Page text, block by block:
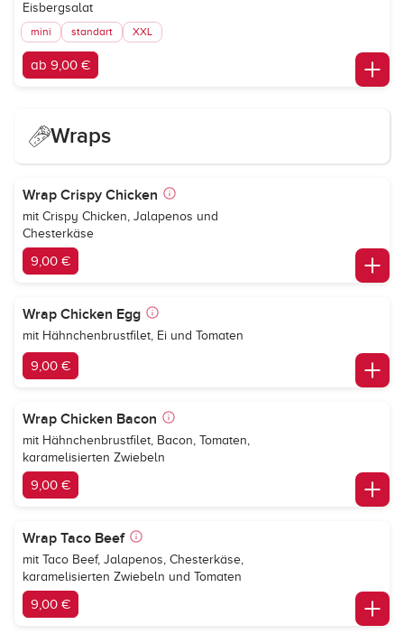
Eisbergsalat
mini standart XXL
ab 9,00 €
Wraps
Wrap Crispy Chicken
mit Crispy Chicken, Jalapenos und
Chesterkäse
9,00 €
Wrap Chicken Egg
mit Hähnchenbrustfilet, Ei und Tomaten
9,00 €
Wrap Chicken Bacon
mit Hähnchenbrustfilet, Bacon, Tomaten,
karamelisierten Zwiebeln
9,00 €
Wrap Taco Beef
mit Taco Beef, Jalapenos, Chesterkäse,
karamelisierten Zwiebeln und Tomaten
9,00 €